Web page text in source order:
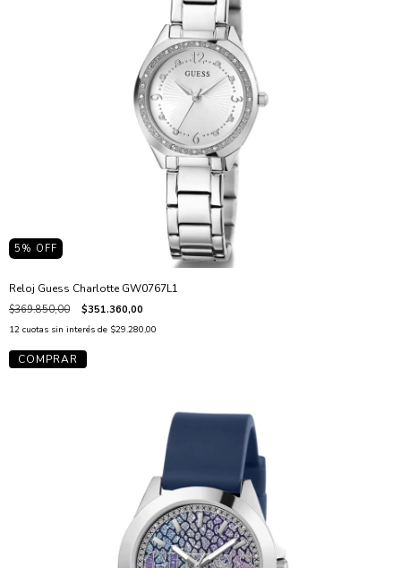
5 % OFF
Reloj Guess Charlotte GW0767L1
$369.850,00 $351.360,00
12 cuotas sin interés de $29.280,00